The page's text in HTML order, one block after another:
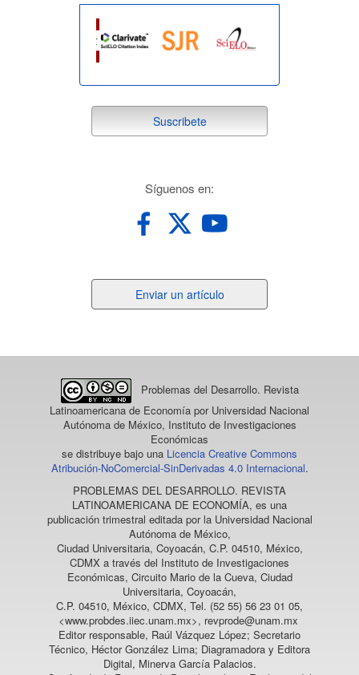
suscribete
Suscribete
Síguenos en:
un
Enviar un artículo
Problemas del Desarrollo. Revista
Latinoamericana de Economía por Universidad Nacional
Autónoma de México, Instituto de Investigaciones
Económicas
se distribuye bajo una Licencia Creative Commons
Atribución-NoComercial-SinDerivadas 4.0 Internacional.
PROBLEMAS DEL DESARROLLO. REVISTA
LATINOAMERICANA DE ECONOMÍA, es una
publicación trimestral editada por la Universidad Nacional
Autónoma de México,
Ciudad Universitaria, Coyoacán, C.P. 04510, México,
CDMX a través del Instituto de Investigaciones
Económicas, Circuito Mario de la Cueva, Ciudad
Universitaria, Coyoacán,
C.P. 04510, México, CDMX, Tel. (52 55) 56 23 01 05,
<www.probdes.iiec.unam.mx>, revprode@unam.mx
Editor responsable, Raúl Vázquez López; Secretario
Técnico, Héctor González Lima; Diagramadora y Editora
Digital, Minerva García Palacios.